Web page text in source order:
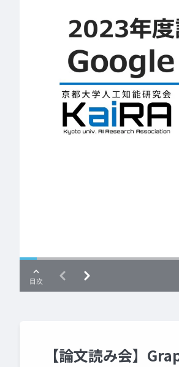
【論文読み会】